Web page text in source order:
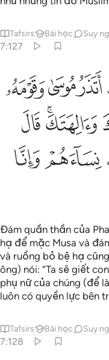
Tafsirs Bài học Suy
7:127
ليفسدوا في الارض
لِيُفْسِدُوا۟ فِى ٱلْأَرْضِ
ﲆﲇﲈ
ﲍﲎﲏ
ﲓﲔ
Đám quần thần của
hạ để mặc Musa và
và ruồng bỏ bệ hạ
ông) nói: “Ta sẽ giết
phụ nữ của chúng (để
luôn có quyền lực bên
Tafsirs Bài học Suy
7:128